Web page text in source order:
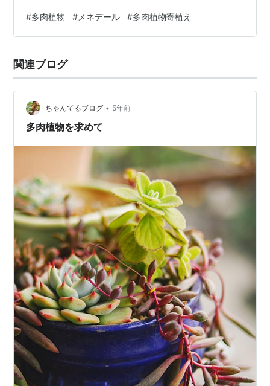
時、メネデール水溶液をスプレーしています。 メネデー
ルは植付け時だけでなく、観葉植物の葉水にも使え、な
ール 活力剤 メネデール 500ml メネデール Amazon 特に
梅雨前と冬前、植物に与えると根っこが丈夫にな…
#多肉植物 # メネデール #多肉植物寄植え
関連ブログ
ちゃんてるブログ • 5年前
多肉植物を求めて